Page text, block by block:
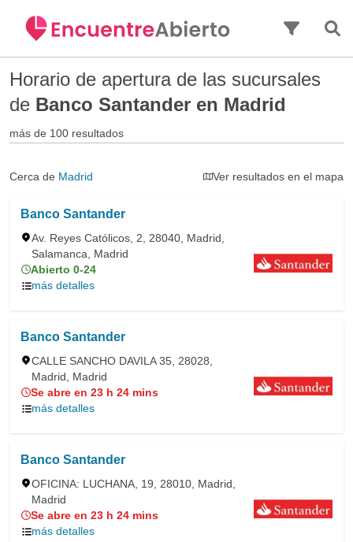
Horario de apertura de las sucursales
de Banco Santander en Madrid
más de 100 resultados
Cerca de Madrid Ver resultados en el mapa
Banco Santander
Av. Reyes Católicos, 2, 28040, Madrid,
Salamanca, Madrid
Abierto 0-24
más detalles
Banco Santander
CALLE SANCHO DAVILA 35, 28028,
Madrid, Madrid
Se abre en 23 h 24 mins
más detalles
Banco Santander
OFICINA: LUCHANA, 19, 28010, Madrid,
Madrid
Se abre en 23 h 24 mins
más detalles